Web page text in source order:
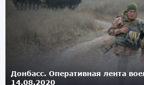
Донбасс. Оперативная лента
14.08.2020